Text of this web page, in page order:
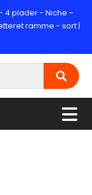
4 plader - Niche -
ramme - sort |